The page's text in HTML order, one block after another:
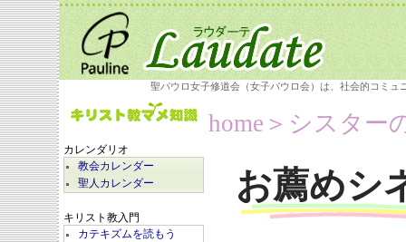
聖パウロ女子修道会（女子パウロ会）は、社会的コミ
カレンダリオ
教会カレンダー
聖人カレンダー
キリスト教入門
カテキズムを読もう
home ＞シスター
お薦めシ